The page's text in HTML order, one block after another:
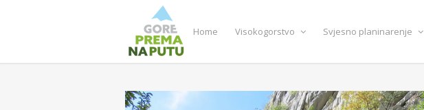
Home Visokogorstvo Svjesno planinarenje